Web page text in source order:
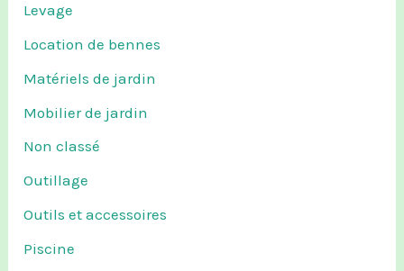
Levage
Location de bennes
Matériels de jardin
Mobilier de jardin
Non classé
Outillage
Outils et accessoires
Piscine